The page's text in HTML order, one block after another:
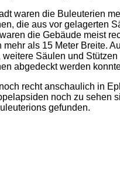
waren die Buleuterien
die aus vor gelagerten
die Gebäude meist
als 15 Meter Breite.
Säulen und
abgedeckt werden
recht anschaulich in
noch zu sehen
gefunden.